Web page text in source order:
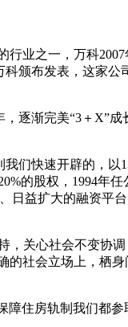
业之一，万科2007
颁布发表，这家
逐渐完美“3＋X”成
们快速开辟的，以
的股权，1994年
日益扩大的融资平
关心社会不变协调
社会立场上，栖
住房轨制我们都参